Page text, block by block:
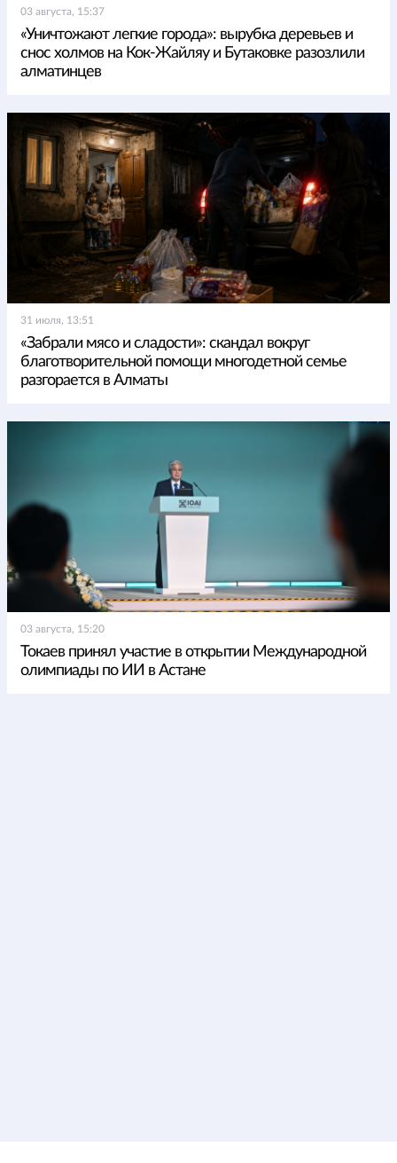
03 августа, 15:37
«Уничтожают легкие города»: вырубка деревьев и
снос холмов на Кок-Жайляу и Бутаковке разозлили
алматинцев
31 июля, 13:51
«Забрали мясо и сладости»: скандал вокруг
благотворительной помощи многодетной семье
разгорается в Алматы
03 августа, 15:20
Токаев принял участие в открытии Международной
олимпиады по ИИ в Астане